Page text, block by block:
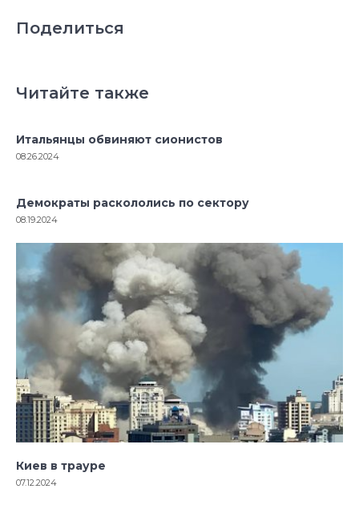
Поделиться
Читайте также
Итальянцы обвиняют сионистов
08.26.2024
Демократы раскололись по сектору
08.19.2024
Киев в трауре
07.12.2024